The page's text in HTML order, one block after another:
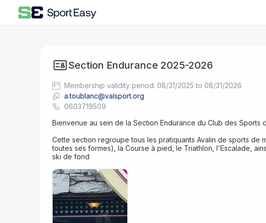
Section Endurance 2025-2026
Membership validity period: 08/31/2025 to 08/31/2026
a.toublanc@valsport.org
0603719509
Bienvenue au sein de la Section Endurance du Club des Sports
Cette section regroupe tous les pratiquants Avalin de sports de
toutes ses formes), la Course à pied, le Triathlon, l'Escalade,
ski de fond